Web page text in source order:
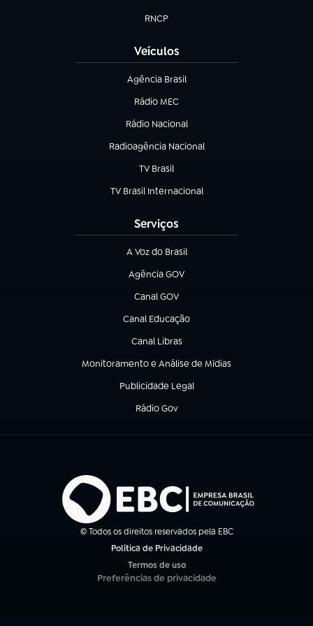
RNCP
(abre em nova aba)
Veículos
Agência Brasil
(abre em nova aba)
Rádio MEC
(abre em nova aba)
Rádio Nacional
Radioagência Nacional
(abre em nova aba)
TV Brasil
(abre em nova aba)
TV Brasil Internacional
(abre em nova aba)
Serviços
A Voz do Brasil
(abre em nova aba)
Agência GOV
(abre em nova aba)
Canal GOV
(abre em nova aba)
Canal Educação
(abre em nova aba)
Canal Libras
(abre em nova aba)
Monitoramento e Análise de Mídias
(abre em nova aba)
Publicidade Legal
(abre em nova aba)
Rádio Gov
(abre em nova aba)
© Todos os direitos reservados pela EBC
Política de Privacidade
Termos de uso
(abre em nova aba)
Preferências de privacidade